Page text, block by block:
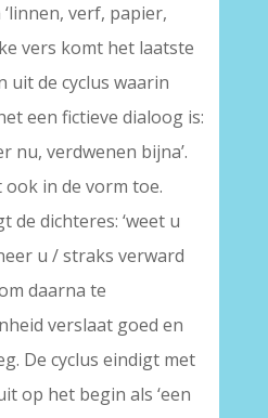
verf, papier,
vers komt het laatste
uit de cyclus waarin
een fictieve dialoog is:
nu, verdwenen bijna’.
in de vorm toe.
de dichteres: ‘weet u
u / straks verward
daarna te
verslaat goed en
De cyclus eindigt met
op het begin als ‘een